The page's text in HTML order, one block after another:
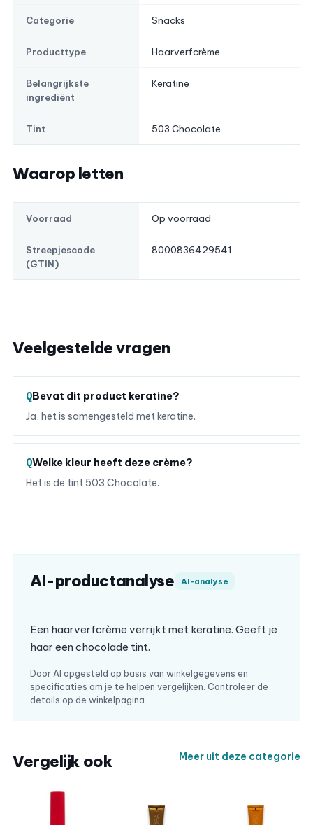
Categorie Snacks
Producttype Haarverfcrème
Belangrijkste
ingrediënt
Keratine
Tint 503 Chocolate
Waarop letten
Voorraad Op voorraad
Streepjescode
(GTIN)
8000836429541
Veelgestelde vragen
Bevat dit product keratine?
Ja, het is samengesteld met keratine.
Welke kleur heeft deze crème?
Het is de tint 503 Chocolate.
AI-productanalyse AI-analyse
Een haarverfcrème verrijkt met keratine. Geeft je
haar een chocolade tint.
Door AI opgesteld op basis van winkelgegevens en
specificaties om je te helpen vergelijken. Controleer de
details op de winkelpagina.
Vergelijk ook Meer uit deze categorie